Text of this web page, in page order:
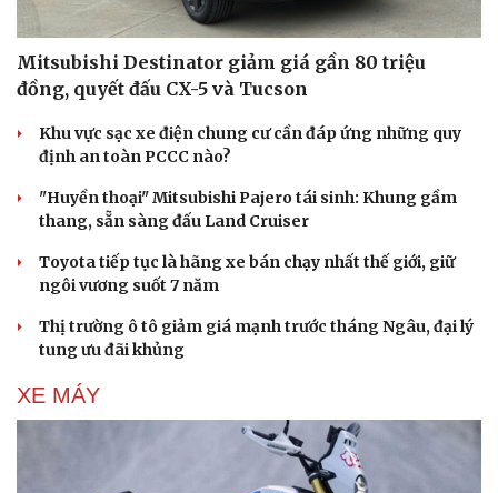
Mitsubishi Destinator giảm giá gần 80 triệu
đồng, quyết đấu CX-5 và Tucson
Khu vực sạc xe điện chung cư cần đáp ứng những quy
định an toàn PCCC nào?
"Huyền thoại" Mitsubishi Pajero tái sinh: Khung gầm
thang, sẵn sàng đấu Land Cruiser
Toyota tiếp tục là hãng xe bán chạy nhất thế giới, giữ
ngôi vương suốt 7 năm
Thị trường ô tô giảm giá mạnh trước tháng Ngâu, đại lý
tung ưu đãi khủng
XE MÁY